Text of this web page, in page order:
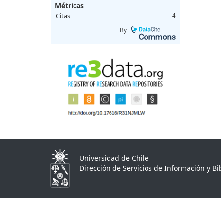
Métricas
Citas 4
By
Universidad de Chile
Dirección de Servicios de Información y